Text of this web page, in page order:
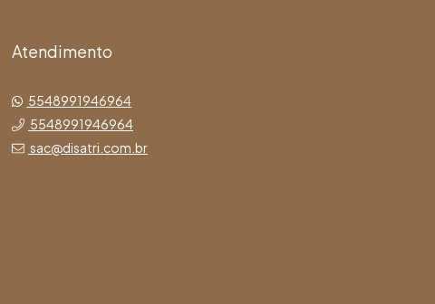
Atendimento
5548991946964
5548991946964
sac@disatri.com.br